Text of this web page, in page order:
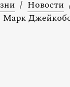
/ Новости
Марк